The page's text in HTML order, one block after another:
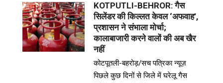
KOTPUTLI-BEHROR: गैस
सिलेंडर की किल्लत केवल ‘अफवाह’,
प्रशासन ने संभाला मोर्चा;
कालाबाजारी करने वालों की अब खैर
नहीं
कोटपूतली-बहरोड़/सच पत्रिका न्यूज़
पिछले कुछ दिनों से जिले में घरेलू गैस